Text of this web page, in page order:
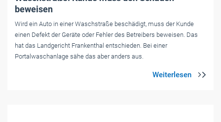
beweisen
Wird ein Auto in einer Waschstraße beschädigt, muss der Kunde
einen Defekt der Geräte oder Fehler des Betreibers beweisen. Das
hat das Landgericht Frankenthal entschieden. Bei einer
Portalwaschanlage sähe das aber anders aus.